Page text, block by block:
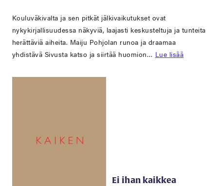
Kouluväkivalta ja sen pitkät jälkivaikutukset ovat
nykykirjallisuudessa näkyviä, laajasti keskusteltuja ja tunteita
herättäviä aiheita. Maiju Pohjolan runoa ja draamaa
yhdistävä Sivusta katso ja siirtää huomion… Lue lisää
Ei ihan kaikkea